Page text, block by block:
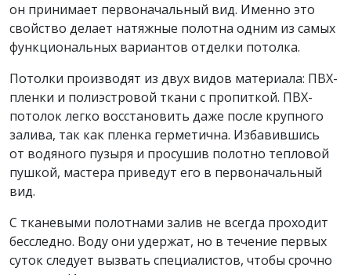
он принимает первоначальный вид. Именно это
свойство делает натяжные полотна одним из самых
функциональных вариантов отделки потолка.
Потолки производят из двух видов материала: ПВХ-
пленки и полиэстровой ткани с пропиткой. ПВХ-
потолок легко восстановить даже после крупного
залива, так как пленка герметична. Избавившись
от водяного пузыря и просушив полотно тепловой
пушкой, мастера приведут его в первоначальный
вид.
С тканевыми полотнами залив не всегда проходит
бесследно. Воду они удержат, но в течение первых
суток следует вызвать специалистов, чтобы срочно